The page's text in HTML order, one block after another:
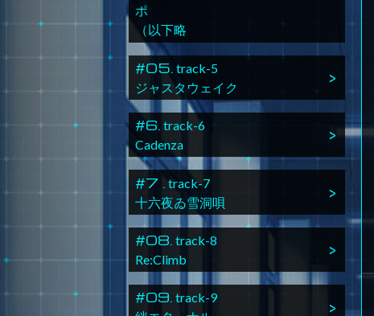
ポ
（以下略
#05. track-5
ジャスタウェイク
#6. track-6
Cadenza
#7 .
track-7
十六夜ゐ雪洞唄
#08. track-8
Re:Climb
#09. track-9